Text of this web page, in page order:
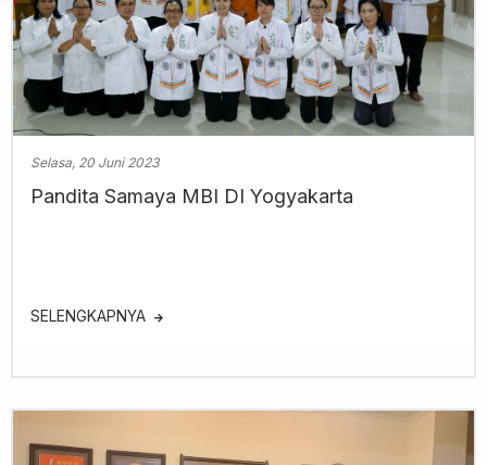
Selasa, 20 Juni 2023
Pandita Samaya MBI DI Yogyakarta
SELENGKAPNYA